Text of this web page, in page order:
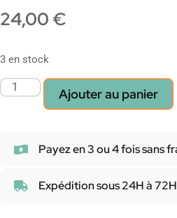
24,00 €
3 en stock
Ajouter au panier
Payez en 3 ou 4 fois sans
Expédition sous 24H à 72H